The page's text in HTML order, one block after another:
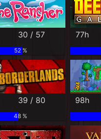
30 / 57
52 %
77h
39 / 80
48 %
98h